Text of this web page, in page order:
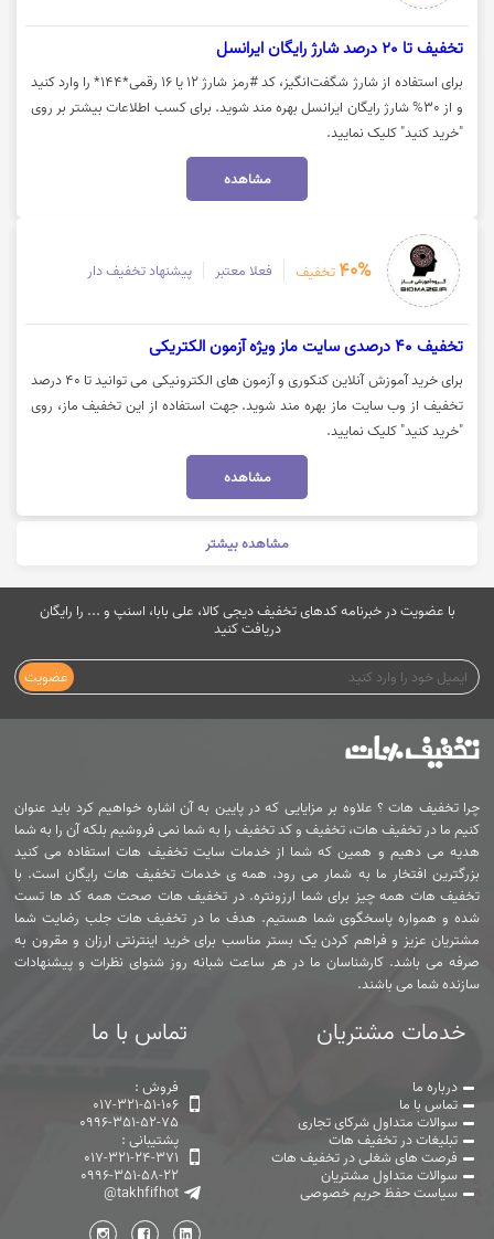
تخفیف تا 20 درصد شارژ رایگان ایرانسل
برای استفاده از شارژ شگفت‌انگیز، کد #رمز شارژ ۱۲ یا ۱۶ رقمی*۱۴۴* را وارد کنید
و از 30% شارژ رایگان ایرانسل بهره مند شوید. برای کسب اطلاعات بیشتر بر روی
"خرید کنید" کلیک نمایید.
مشاهده
40% تخفیف فعلا معتبر پیشنهاد تخفیف دار
تخفیف 40 درصدی سایت ماز ویژه آزمون الکتریکی
برای خرید آموزش آنلاین کنکوری و آزمون های الکترونیکی می توانید تا 40 درصد
تخفیف از وب سایت ماز بهره مند شوید. جهت استفاده از این تخفیف ماز، روی
"خرید کنید" کلیک نمایید.
مشاهده
مشاهده بیشتر
با عضویت در خبرنامه کدهای تخفیف دیجی کالا، علی بابا، اسنپ و ... را رایگان
دریافت کنید
عضویت
چرا تخفیف هات ؟ علاوه بر مزایایی که در پایین به آن اشاره خواهیم کرد باید عنوان
کنیم ما در تخفیف هات، تخفیف و کد تخفیف را به شما نمی فروشیم بلکه آن را به شما
هدیه می دهیم و همین که شما از خدمات سایت تخفیف هات استفاده می کنید
بزرگترین افتخار ما به شمار می رود. همه ی خدمات تخفیف هات رایگان است. با
تخفیف هات همه چیز برای شما ارزونتره. در تخفیف هات صحت همه کد ها تست
شده و همواره پاسخگوی شما هستیم. هدف ما در تخفیف هات جلب رضایت شما
مشتریان عزیز و فراهم کردن یک بستر مناسب برای خرید اینترنتی ارزان و مقرون به
صرفه می باشد. کارشناسان ما در هر ساعت شبانه روز شنوای نظرات و پیشنهادات
سازنده شما می باشند.
خدمات مشتریان
درباره ما
تماس با ما
سوالات متداول شرکای تجاری
تبلیغات در تخفیف هات
فرصت های شغلی در تخفیف هات
سوالات متداول مشتریان
سیاست حفظ حریم خصوصی
تماس با ما
فروش :
017-321-51-106
0996-351-52-75
پشتیبانی :
017-321-24-371
0996-351-58-22
@takhfifhot